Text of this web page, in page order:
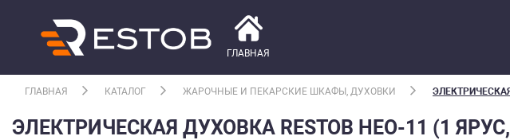
ГЛАВНАЯ
ГЛАВНАЯ КАТАЛОГ ЖАРОЧНЫЕ И ПЕКАРСКИЕ ШКАФЫ, ДУХОВКИ
ЭЛЕКТРИЧЕСКАЯ ДУХОВКА RESTOB HEO-11 (1